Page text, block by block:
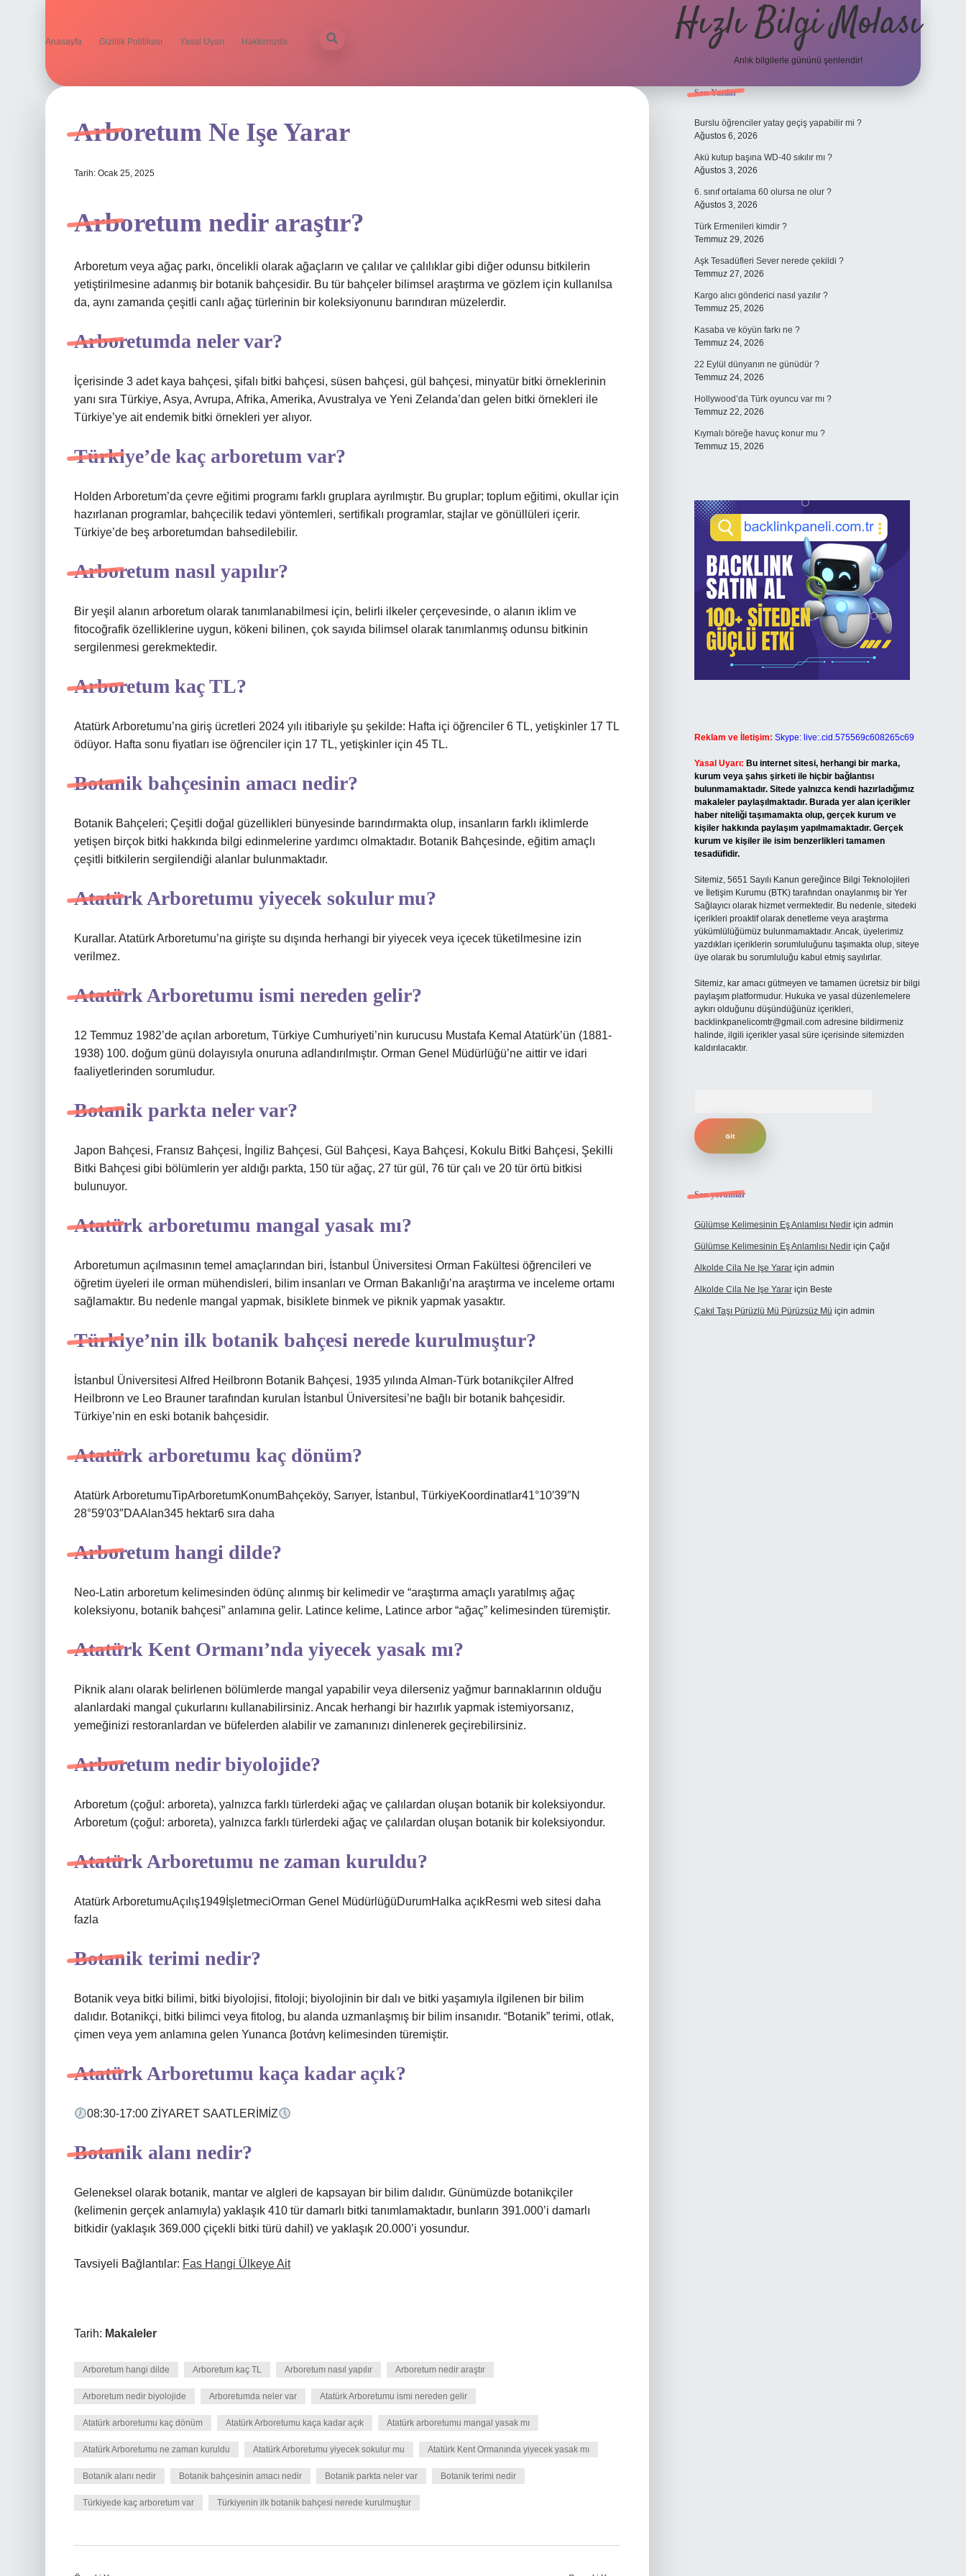
Anasayfa Gizlilik Politikası Yasal Uyarı Hakkımızda Hızlı Bilgi Molası
Anlık bilgilerle gününü şenlendir!
Arboretum Ne Işe Yarar
Tarih: Ocak 25, 2025
Arboretum nedir araştır?
Arboretum veya ağaç parkı, öncelikli olarak ağaçların ve çalılar ve çalılıklar gibi diğer odunsu bitkilerin
yetiştirilmesine adanmış bir botanik bahçesidir. Bu tür bahçeler bilimsel araştırma ve gözlem için kullanılsa
da, aynı zamanda çeşitli canlı ağaç türlerinin bir koleksiyonunu barındıran müzelerdir.
Arboretumda neler var?
İçerisinde 3 adet kaya bahçesi, şifalı bitki bahçesi, süsen bahçesi, gül bahçesi, minyatür bitki örneklerinin
yanı sıra Türkiye, Asya, Avrupa, Afrika, Amerika, Avustralya ve Yeni Zelanda’dan gelen bitki örnekleri ile
Türkiye’ye ait endemik bitki örnekleri yer alıyor.
Türkiye’de kaç arboretum var?
Holden Arboretum’da çevre eğitimi programı farklı gruplara ayrılmıştır. Bu gruplar; toplum eğitimi, okullar için
hazırlanan programlar, bahçecilik tedavi yöntemleri, sertifikalı programlar, stajlar ve gönüllüleri içerir.
Türkiye’de beş arboretumdan bahsedilebilir.
Arboretum nasıl yapılır?
Bir yeşil alanın arboretum olarak tanımlanabilmesi için, belirli ilkeler çerçevesinde, o alanın iklim ve
fitocoğrafik özelliklerine uygun, kökeni bilinen, çok sayıda bilimsel olarak tanımlanmış odunsu bitkinin
sergilenmesi gerekmektedir.
Arboretum kaç TL?
Atatürk Arboretumu’na giriş ücretleri 2024 yılı itibariyle şu şekilde: Hafta içi öğrenciler 6 TL, yetişkinler 17 TL
ödüyor. Hafta sonu fiyatları ise öğrenciler için 17 TL, yetişkinler için 45 TL.
Botanik bahçesinin amacı nedir?
Botanik Bahçeleri; Çeşitli doğal güzellikleri bünyesinde barındırmakta olup, insanların farklı iklimlerde
yetişen birçok bitki hakkında bilgi edinmelerine yardımcı olmaktadır. Botanik Bahçesinde, eğitim amaçlı
çeşitli bitkilerin sergilendiği alanlar bulunmaktadır.
Atatürk Arboretumu yiyecek sokulur mu?
Kurallar. Atatürk Arboretumu’na girişte su dışında herhangi bir yiyecek veya içecek tüketilmesine izin
verilmez.
Atatürk Arboretumu ismi nereden gelir?
12 Temmuz 1982’de açılan arboretum, Türkiye Cumhuriyeti’nin kurucusu Mustafa Kemal Atatürk’ün (1881-
1938) 100. doğum günü dolayısıyla onuruna adlandırılmıştır. Orman Genel Müdürlüğü’ne aittir ve idari
faaliyetlerinden sorumludur.
Botanik parkta neler var?
Japon Bahçesi, Fransız Bahçesi, İngiliz Bahçesi, Gül Bahçesi, Kaya Bahçesi, Kokulu Bitki Bahçesi, Şekilli
Bitki Bahçesi gibi bölümlerin yer aldığı parkta, 150 tür ağaç, 27 tür gül, 76 tür çalı ve 20 tür örtü bitkisi
bulunuyor.
Atatürk arboretumu mangal yasak mı?
Arboretumun açılmasının temel amaçlarından biri, İstanbul Üniversitesi Orman Fakültesi öğrencileri ve
öğretim üyeleri ile orman mühendisleri, bilim insanları ve Orman Bakanlığı’na araştırma ve inceleme ortamı
sağlamaktır. Bu nedenle mangal yapmak, bisiklete binmek ve piknik yapmak yasaktır.
Türkiye’nin ilk botanik bahçesi nerede kurulmuştur?
İstanbul Üniversitesi Alfred Heilbronn Botanik Bahçesi, 1935 yılında Alman-Türk botanikçiler Alfred
Heilbronn ve Leo Brauner tarafından kurulan İstanbul Üniversitesi’ne bağlı bir botanik bahçesidir.
Türkiye’nin en eski botanik bahçesidir.
Atatürk arboretumu kaç dönüm?
Atatürk ArboretumuTipArboretumKonumBahçeköy, Sarıyer, İstanbul, TürkiyeKoordinatlar41°10′39″N
28°59′03″DAAlan345 hektar6 sıra daha
Arboretum hangi dilde?
Neo-Latin arboretum kelimesinden ödünç alınmış bir kelimedir ve “araştırma amaçlı yaratılmış ağaç
koleksiyonu, botanik bahçesi” anlamına gelir. Latince kelime, Latince arbor “ağaç” kelimesinden türemiştir.
Atatürk Kent Ormanı’nda yiyecek yasak mı?
Piknik alanı olarak belirlenen bölümlerde mangal yapabilir veya dilerseniz yağmur barınaklarının olduğu
alanlardaki mangal çukurlarını kullanabilirsiniz. Ancak herhangi bir hazırlık yapmak istemiyorsanız,
yemeğinizi restoranlardan ve büfelerden alabilir ve zamanınızı dinlenerek geçirebilirsiniz.
Arboretum nedir biyolojide?
Arboretum (çoğul: arboreta), yalnızca farklı türlerdeki ağaç ve çalılardan oluşan botanik bir koleksiyondur.
Arboretum (çoğul: arboreta), yalnızca farklı türlerdeki ağaç ve çalılardan oluşan botanik bir koleksiyondur.
Atatürk Arboretumu ne zaman kuruldu?
Atatürk ArboretumuAçılış1949İşletmeciOrman Genel MüdürlüğüDurumHalka açıkResmi web sitesi daha
fazla
Botanik terimi nedir?
Botanik veya bitki bilimi, bitki biyolojisi, fitoloji; biyolojinin bir dalı ve bitki yaşamıyla ilgilenen bir bilim
dalıdır. Botanikçi, bitki bilimci veya fitolog, bu alanda uzmanlaşmış bir bilim insanıdır. “Botanik” terimi, otlak,
çimen veya yem anlamına gelen Yunanca βοτάνη kelimesinden türemiştir.
Atatürk Arboretumu kaça kadar açık?
08:30-17:00 ZİYARET SAATLERİMİZ
Botanik alanı nedir?
Geleneksel olarak botanik, mantar ve algleri de kapsayan bir bilim dalıdır. Günümüzde botanikçiler
(kelimenin gerçek anlamıyla) yaklaşık 410 tür damarlı bitki tanımlamaktadır, bunların 391.000’i damarlı
bitkidir (yaklaşık 369.000 çiçekli bitki türü dahil) ve yaklaşık 20.000’i yosundur.
Tavsiyeli Bağlantılar: Fas Hangi Ülkeye Ait
Tarih: Makaleler
Arboretum hangi dilde Arboretum kaç TL Arboretum nasıl yapılır Arboretum nedir araştır
Arboretum nedir biyolojide Arboretumda neler var Atatürk Arboretumu ismi nereden gelir
Atatürk arboretumu kaç dönüm Atatürk Arboretumu kaça kadar açık Atatürk arboretumu mangal yasak mı
Atatürk Arboretumu ne zaman kuruldu Atatürk Arboretumu yiyecek sokulur mu Atatürk Kent Ormanında yiyecek yasak mı
Botanik alanı nedir Botanik bahçesinin amacı nedir Botanik parkta neler var Botanik terimi nedir
Türkiyede kaç arboretum var Türkiyenin ilk botanik bahçesi nerede kurulmuştur
Sidebar
Son Yazılar
Burslu öğrenciler yatay geçiş yapabilir mi ?
Ağustos 6, 2026
Akü kutup başına WD-40 sıkılır mı ?
Ağustos 3, 2026
6. sınıf ortalama 60 olursa ne olur ?
Ağustos 3, 2026
Türk Ermenileri kimdir ?
Temmuz 29, 2026
Aşk Tesadüfleri Sever nerede çekildi ?
Temmuz 27, 2026
Kargo alıcı gönderici nasıl yazılır ?
Temmuz 25, 2026
Kasaba ve köyün farkı ne ?
Temmuz 24, 2026
22 Eylül dünyanın ne günüdür ?
Temmuz 24, 2026
Hollywood’da Türk oyuncu var mı ?
Temmuz 22, 2026
Kıymalı böreğe havuç konur mu ?
Temmuz 15, 2026
Reklam ve İletişim: Skype: live:.cid.575569c608265c69
Yasal Uyarı: Bu internet sitesi, herhangi bir marka,
kurum veya şahıs şirketi ile hiçbir bağlantısı
bulunmamaktadır. Sitede yalnızca kendi hazırladığımız
makaleler paylaşılmaktadır. Burada yer alan içerikler
haber niteliği taşımamakta olup, gerçek kurum ve
kişiler hakkında paylaşım yapılmamaktadır. Gerçek
kurum ve kişiler ile isim benzerlikleri tamamen
tesadüfidir.
Sitemiz, 5651 Sayılı Kanun gereğince Bilgi Teknolojileri
ve İletişim Kurumu (BTK) tarafından onaylanmış bir Yer
Sağlayıcı olarak hizmet vermektedir. Bu nedenle, sitedeki
içerikleri proaktif olarak denetleme veya araştırma
yükümlülüğümüz bulunmamaktadır. Ancak, üyelerimiz
yazdıkları içeriklerin sorumluluğunu taşımakta olup, siteye
üye olarak bu sorumluluğu kabul etmiş sayılırlar.
Sitemiz, kar amacı gütmeyen ve tamamen ücretsiz bir bilgi
paylaşım platformudur. Hukuka ve yasal düzenlemelere
aykırı olduğunu düşündüğünüz içerikleri,
backlinkpanelicomtr@gmail.comadresine bildirmeniz
halinde, ilgili içerikler yasal süre içerisinde sitemizden
kaldırılacaktır.
Son yorumlar
Gülümse Kelimesinin Eş Anlamlısı Nediriçin admin
Gülümse Kelimesinin Eş Anlamlısı Nediriçin Çağıl
Alkolde Cila Ne Işe Yarariçin admin
Alkolde Cila Ne Işe Yarariçin Beste
Çakıl Taşı Pürüzlü Mü Pürüzsüz Mü için admin